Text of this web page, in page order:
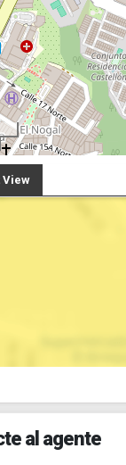
View
al agente